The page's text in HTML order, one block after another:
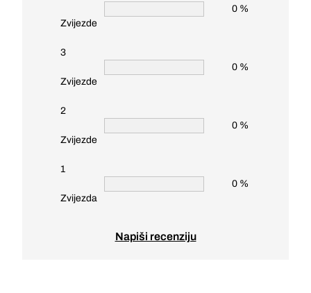
Zvijezde
0 %
3
Zvijezde
0 %
2
Zvijezde
0 %
1
Zvijezda
0 %
Napiši recenziju